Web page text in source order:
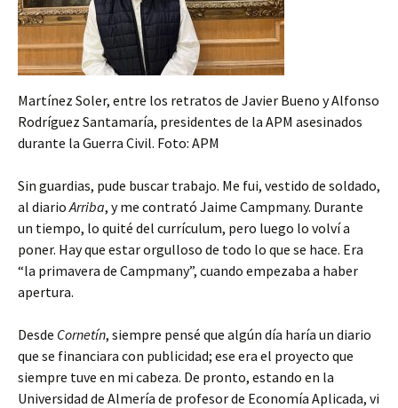
Martínez Soler, entre los retratos de Javier Bueno y Alfonso
Rodríguez Santamaría, presidentes de la APM asesinados
durante la Guerra Civil. Foto: APM
Sin guardias, pude buscar trabajo. Me fui, vestido de soldado,
al diarioArriba, y me contrató Jaime Campmany. Durante
un tiempo, lo quité del currículum, pero luego lo volví a
poner. Hay que estar orgulloso de todo lo que se hace. Era
“la primavera de Campmany”, cuando empezaba a haber
apertura.
Desde Cornetín, siempre pensé que algún día haría un diario
que se financiara con publicidad; ese era el proyecto que
siempre tuve en mi cabeza. De pronto, estando en la
Universidad de Almería de profesor de Economía Aplicada, vi